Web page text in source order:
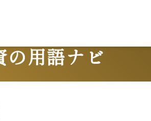
の用語ナビ